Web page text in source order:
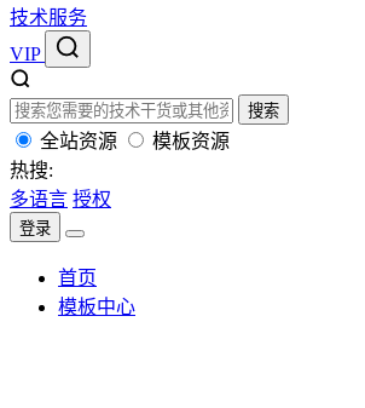
技术服务
VIP
搜索
全站资源
模板资源
热搜:
多语言 授权
登录
首页
模板中心